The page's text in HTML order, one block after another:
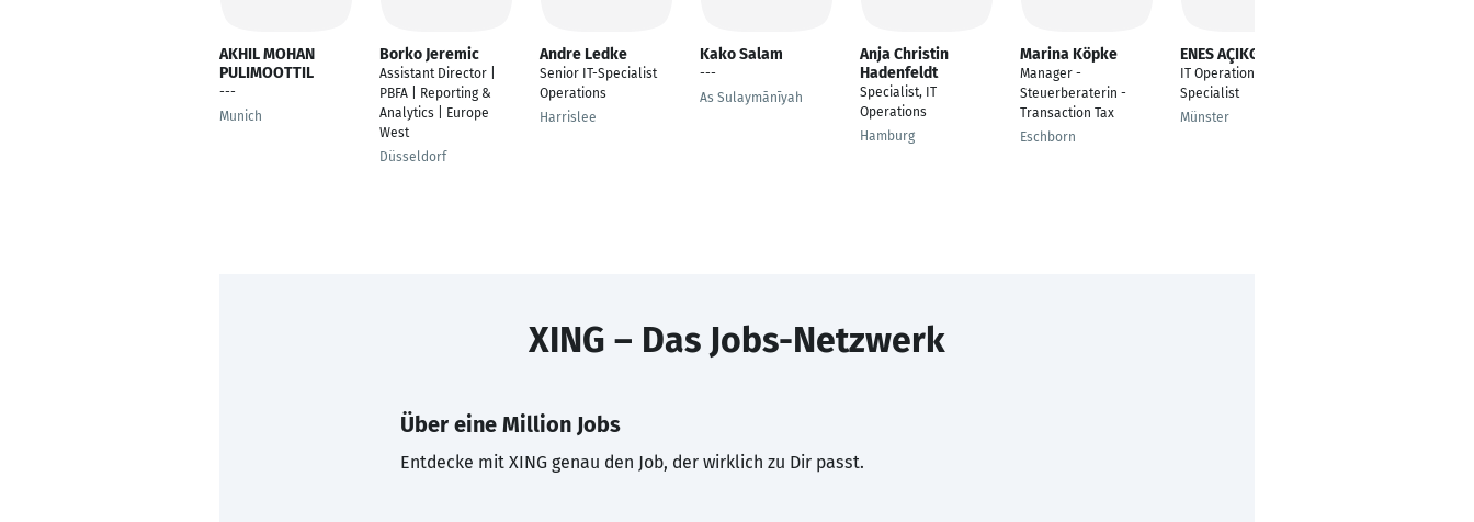
AKHIL MOHAN
PULIMOOTTIL
---
Munich
Borko Jeremic
Assistant Director |
PBFA | Reporting &
Analytics | Europe
West
Düsseldorf
Andre Ledke
Senior IT-Specialist
Operations
Harrislee
Kako Salam
---
As Sulaymānīyah
Anja Christin
Hadenfeldt
Specialist, IT
Operations
Hamburg
Marina Köpke
Manager -
Steuerberaterin -
Transaction Tax
Eschborn
ENES AÇIKGÖZ
IT Operations & CMDB
Specialist
Münster
XING – Das Jobs-Netzwerk
Über eine Million Jobs
Entdecke mit XING genau den Job, der wirklich zu Dir passt.